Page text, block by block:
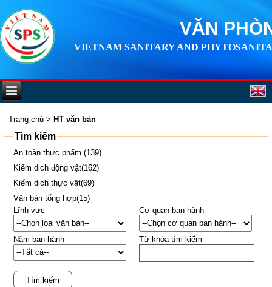
VĂN
VIETNAM SANITARY AND
Trang chủ > HT văn bản
Tìm kiếm
An toàn thực phẩm (139)
Kiểm dịch động vật(162)
Kiểm dịch thực vật(69)
Văn bản tổng hợp(15)
Lĩnh vực
Cơ quan ban hành
Năm ban hành Từ khóa tìm kiếm